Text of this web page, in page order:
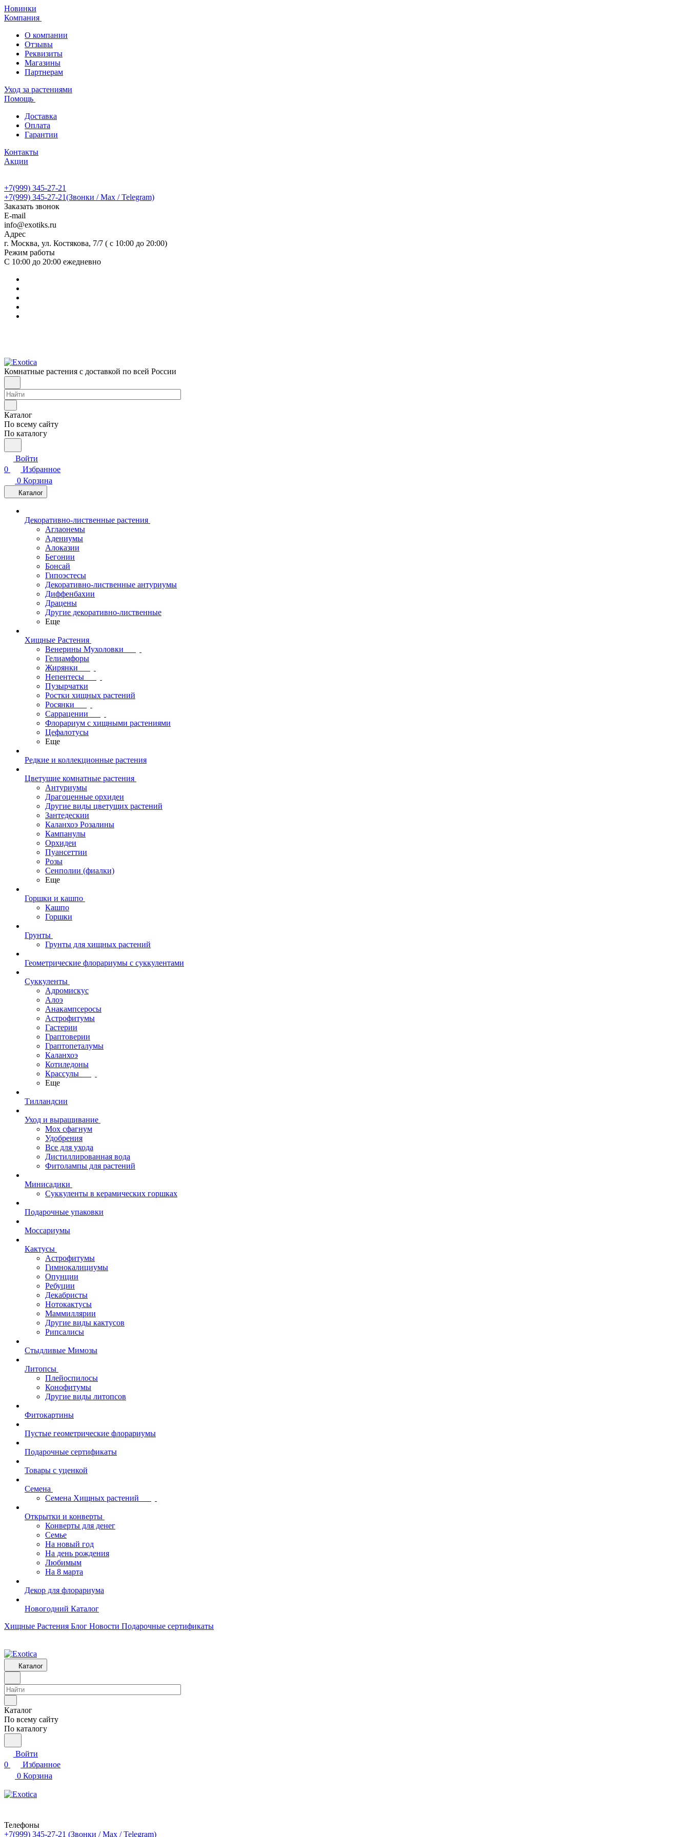
Новинки
Компания
О компании
Отзывы
Реквизиты
Магазины
Партнерам
Уход за растениями
Помощь
Доставка
Оплата
Гарантии
Контакты
Акции
+7(999) 345-27-21
+7(999) 345-27-21(Звонки / Max / Telegram)
Заказать звонок
E-mail
info@exotiks.ru
Адрес
г. Москва, ул. Костякова, 7/7 ( с 10:00 до 20:00)
Режим работы
С 10:00 до 20:00 ежедневно
Комнатные растения с доставкой по всей России
Каталог
По всему сайту
По каталогу
Войти
0
Избранное
0 Корзина
Каталог
Декоративно-лиственные растения
Аглаонемы
Адениумы
Алоказии
Бегонии
Бонсай
Гипоэстесы
Декоративно-лиственные антуриумы
Диффенбахии
Драцены
Другие декоративно-лиственные
Еще
Хищные Растения
Венерины Мухоловки
Гелиамфоры
Жирянки
Непентесы
Пузырчатки
Ростки хищных растений
Росянки
Саррацении
Флорариум с хищными растениями
Цефалотусы
Еще
Редкие и коллекционные растения
Цветущие комнатные растения
Антуриумы
Драгоценные орхидеи
Другие виды цветущих растений
Зантедескии
Каланхоэ Розалины
Кампанулы
Орхидеи
Пуансеттии
Розы
Сенполии (фиалки)
Еще
Горшки и кашпо
Кашпо
Горшки
Грунты
Грунты для хищных растений
Геометрические флорариумы с суккулентами
Суккуленты
Адромискус
Алоэ
Анакампсеросы
Астрофитумы
Гастерии
Граптоверии
Граптопеталумы
Каланхоэ
Котиледоны
Крассулы
Еще
Тилландсии
Уход и выращивание
Мох сфагнум
Удобрения
Все для ухода
Дистиллированная вода
Фитолампы для растений
Минисадики
Суккуленты в керамических горшках
Подарочные упаковки
Моссариумы
Кактусы
Астрофитумы
Гимнокалициумы
Опунции
Ребуции
Декабристы
Нотокактусы
Маммиллярии
Другие виды кактусов
Рипсалисы
Стыдливые Мимозы
Литопсы
Плейоспилосы
Конофитумы
Другие виды литопсов
Фитокартины
Пустые геометрические флорариумы
Подарочные сертификаты
Товары с уценкой
Семена
Семена Хищных растений
Открытки и конверты
Конверты для денег
Семье
На новый год
На день рождения
Любимым
На 8 марта
Декор для флорариума
Новогодний Каталог
Хищные Растения Блог Новости Подарочные сертификаты
Каталог
Каталог
По всему сайту
По каталогу
Войти
0
Избранное
0 Корзина
Телефоны
+7(999) 345-27-21 (Звонки / Max / Telegram)